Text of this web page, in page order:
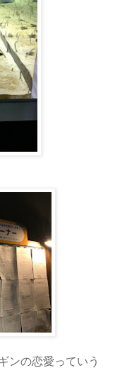
ンの恋愛っていう